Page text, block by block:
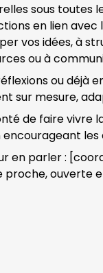
sous toutes
en lien
vos idées, à
ou à
ou déjà
sur mesure,
de faire vivre
en parler :
proche, ouverte